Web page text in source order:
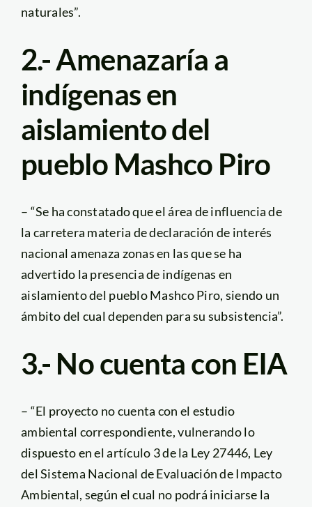
naturales”.
2.- Amenazaría a
indígenas en
aislamiento del
pueblo Mashco Piro
– “Se ha constatado que el área de influencia de
la carretera materia de declaración de interés
nacional amenaza zonas en las que se ha
advertido la presencia de indígenas en
aislamiento del pueblo Mashco Piro, siendo un
ámbito del cual dependen para su subsistencia”.
3.- No cuenta con EIA
– “El proyecto no cuenta con el estudio
ambiental correspondiente, vulnerando lo
dispuesto en el artículo 3 de la Ley 27446, Ley
del Sistema Nacional de Evaluación de Impacto
Ambiental, según el cual no podrá iniciarse la